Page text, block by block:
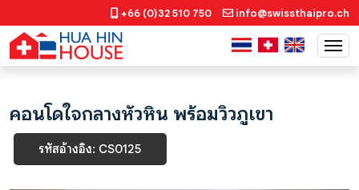
+66 (0)32 510 750 info@swissthaipro.ch
คอนโดใจกลางหัวหิน พร้อมวิวภูเขา
รหัสอ้างอิง: CS0125